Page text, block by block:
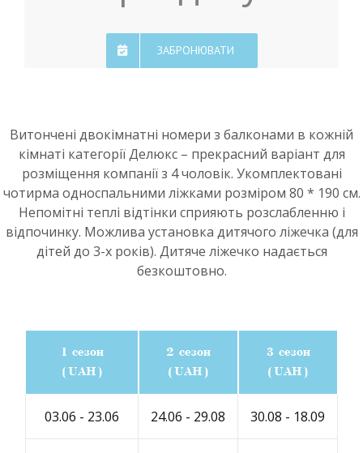
ЗАБРОНЮВАТИ
Витончені двокімнатні номери з балконами в кожній
кімнаті категорії Делюкс – прекрасний варіант для
розміщення компанії з 4 чоловік. Укомплектовані
чотирма односпальними ліжками розміром 80 * 190 см.
Непомітні теплі відтінки сприяють розслабленню і
відпочинку. Можлива установка дитячого ліжечка (для
дітей до 3-х років). Дитяче ліжечко надається
безкоштовно.
1 сезон
(UAH)
2 сезон
(UAH)
3 сезон
(UAH)
03.06 - 23.06 24.06 - 29.08 30.08 - 18.09